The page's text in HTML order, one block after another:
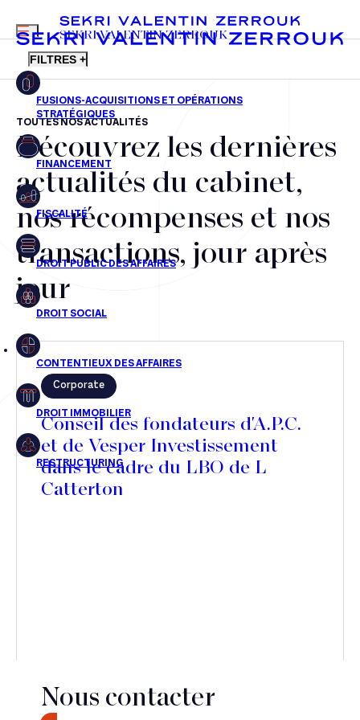
FR EN
MENU
SEKRI VALENTIN ZERROUK
FILTRES +
Fusions-acquisitions et opérations stratégiques
Financement
Fiscalité
Droit public des affaires
Droit social
Droit immobilier
Restructuring
Article
TOUTES NOS ACTUALITÉS
Découvrez les dernières
actualités du cabinet,
nos récompenses et nos
transactions, jour après
jour
Corporate
Conseil des fondateurs d'A.P.C.
et de Vesper Investissement
dans le cadre du LBO de L
Catterton
Nous contacter